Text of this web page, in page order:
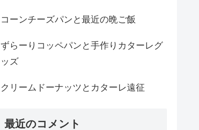
コーンチーズパンと最近の晩ご飯
ずらーりコッペパンと手作りカターレグ
ッズ
クリームドーナッツとカターレ遠征
最近のコメント